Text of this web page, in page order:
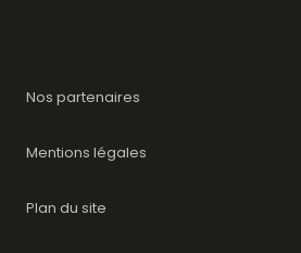
Nos partenaires
Mentions légales
Plan du site